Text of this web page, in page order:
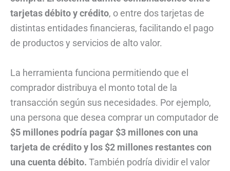
tarjetas débito y crédito, o entre dos tarjetas de
distintas entidades financieras, facilitando el pago
de productos y servicios de alto valor.
La herramienta funciona permitiendo que el
comprador distribuya el monto total de la
transacción según sus necesidades. Por ejemplo,
una persona que desea comprar un computador de
$5 millones podría pagar $3 millones con una
tarjeta de crédito y los $2 millones restantes con
una cuenta débito. También podría dividir el valor